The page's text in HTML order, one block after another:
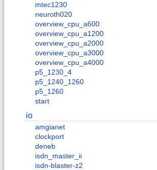
mtec1230
neuroth020
overview_cpu_a600
overview_cpu_a1200
overview_cpu_a2000
overview_cpu_a3000
overview_cpu_a4000
p5_1230_4
p5_1240_1260
p5_1260
start
io
amgianet
clockport
deneb
isdn_master_ii
isdn-blaster-z2